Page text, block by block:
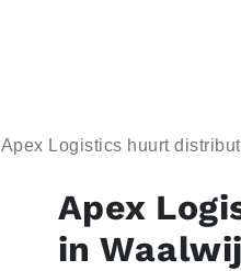
Apex Logistics huurt
Apex
in